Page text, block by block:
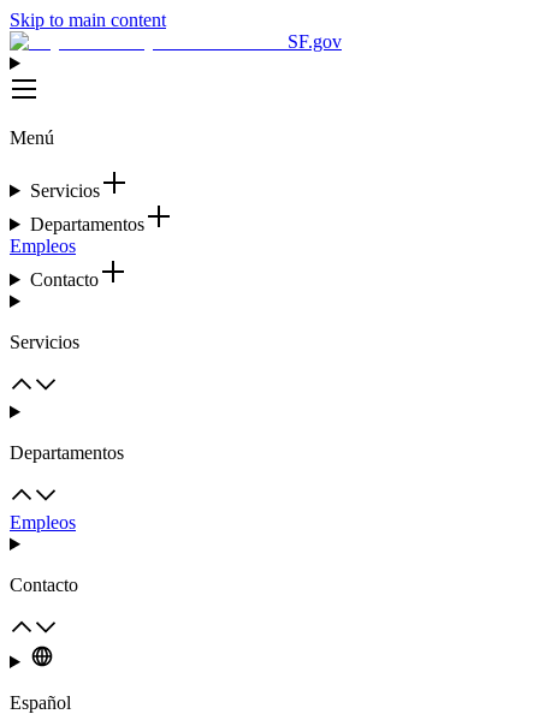
Skip to main content
SF.gov
Menú
Servicios
Departamentos
Empleos
Contacto
Servicios
Departamentos
Empleos
Contacto
Español